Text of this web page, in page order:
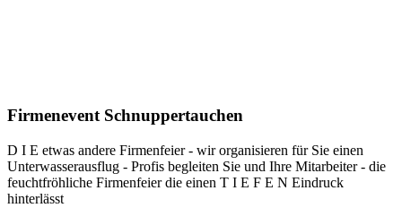
Firmenevent Schnuppertauchen
D I E etwas andere Firmenfeier - wir organisieren für Sie einen
Unterwasserausflug - Profis begleiten Sie und Ihre Mitarbeiter - die
feuchtfröhliche Firmenfeier die einen T I E F E N Eindruck
hinterlässt